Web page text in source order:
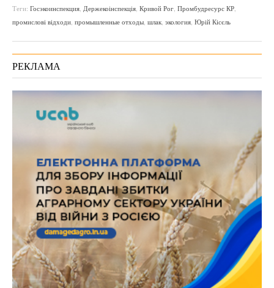
Теги: Госэкоинспекция Держекоінспекція Кривой Рог Промбудресурс КР
промислові відходи промышленные отходы шлак экология Юрій Кісєль
РЕКЛАМА